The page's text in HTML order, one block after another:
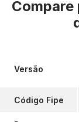
Versão
Código Fipe